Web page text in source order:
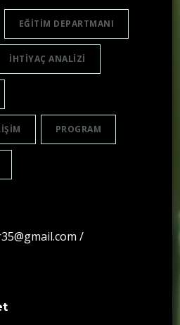
EĞITIM DEPARTMANI
IHTIYAÇ ANALIZI
PROGRAM
/